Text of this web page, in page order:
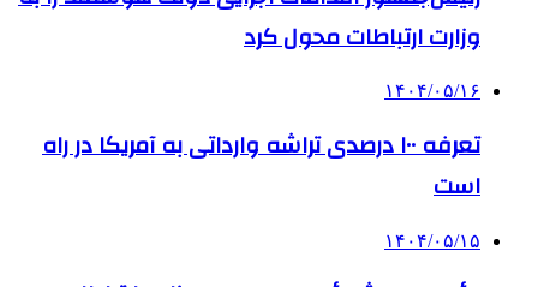
وزارت ارتباطات محول کرد
۱۴۰۴/۰۵/۱۶
تعرفه ۱۰۰ درصدی تراشه وارداتی به آمریکا در راه
است
۱۴۰۴/۰۵/۱۵